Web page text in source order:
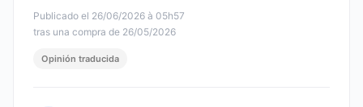
Publicado el 26/06/2026 à 05h57
tras una compra de 26/05/2026
Opinión traducida